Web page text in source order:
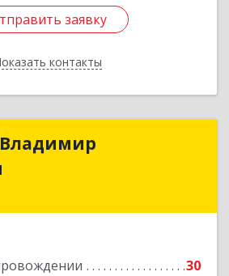
заявку
контакты
заявку
Назад
30
ИП Глушко Владимир
Подробнее